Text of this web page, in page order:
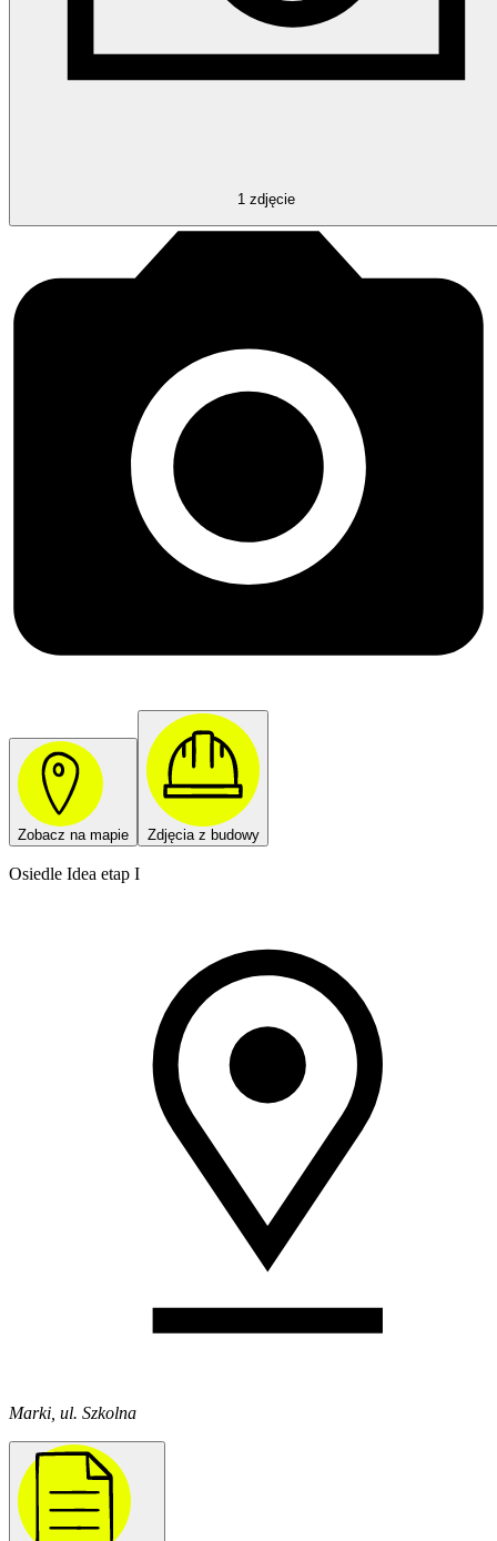
1 zdjęcie
Zobacz na mapie Zdjęcia z budowy
Osiedle Idea etap I
Marki, ul. Szkolna